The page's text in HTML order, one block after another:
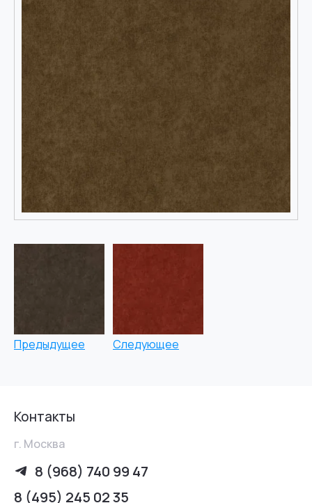
Предыдущее Следующее
Контакты
г. Москва
8 (968) 740 99 47
8 (495) 245 02 35